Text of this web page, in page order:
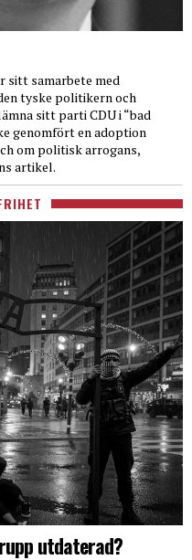
sitt samarbete med
tyske politikern och
sitt parti CDU i “bad
genomfört en adoption
om politisk arrogans,
artikel.
utdaterad?